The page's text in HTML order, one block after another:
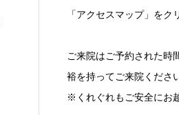
「アクセスマップ」をク
ご来院はご予約された時
裕を持ってご来院くださ
※くれぐれもご安全にお